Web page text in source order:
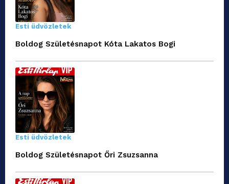
Esti üdvözletek
Boldog Születésnapot Kóta Lakatos Bogi
Esti üdvözletek
Boldog Születésnapot Őri Zsuzsanna